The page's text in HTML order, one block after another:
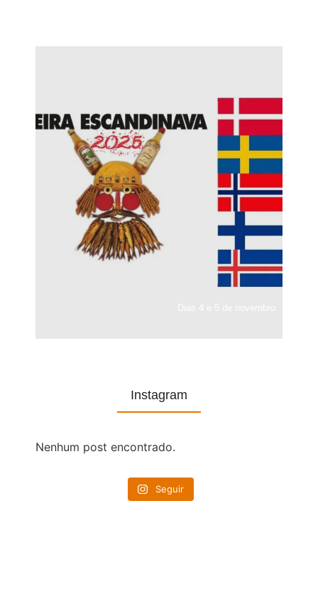
Instagram
Nenhum post encontrado.
Seguir